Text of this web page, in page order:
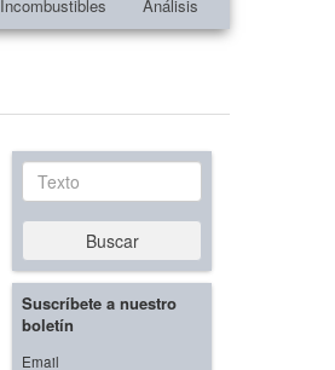
Incombustibles Análisis
Texto
Buscar
Suscríbete a nuestro
boletín
Email